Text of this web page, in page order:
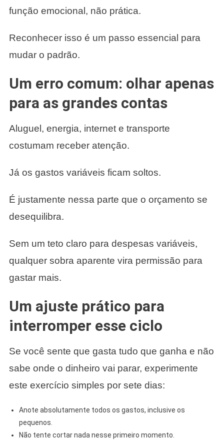
função emocional, não prática.
Reconhecer isso é um passo essencial para
mudar o padrão.
Um erro comum: olhar apenas
para as grandes contas
Aluguel, energia, internet e transporte
costumam receber atenção.
Já os gastos variáveis ficam soltos.
É justamente nessa parte que o orçamento se
desequilibra.
Sem um teto claro para despesas variáveis,
qualquer sobra aparente vira permissão para
gastar mais.
Um ajuste prático para
interromper esse ciclo
Se você sente que gasta tudo que ganha e não
sabe onde o dinheiro vai parar, experimente
este exercício simples por sete dias:
Anote absolutamente todos os gastos, inclusive os
pequenos.
Não tente cortar nada nesse primeiro momento.